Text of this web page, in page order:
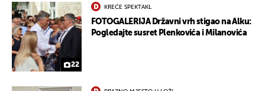
22
KREĆE SPEKTAKL
FOTOGALERIJA Državni vrh stigao na Alku:
Pogledajte susret Plenkovića i Milanovića